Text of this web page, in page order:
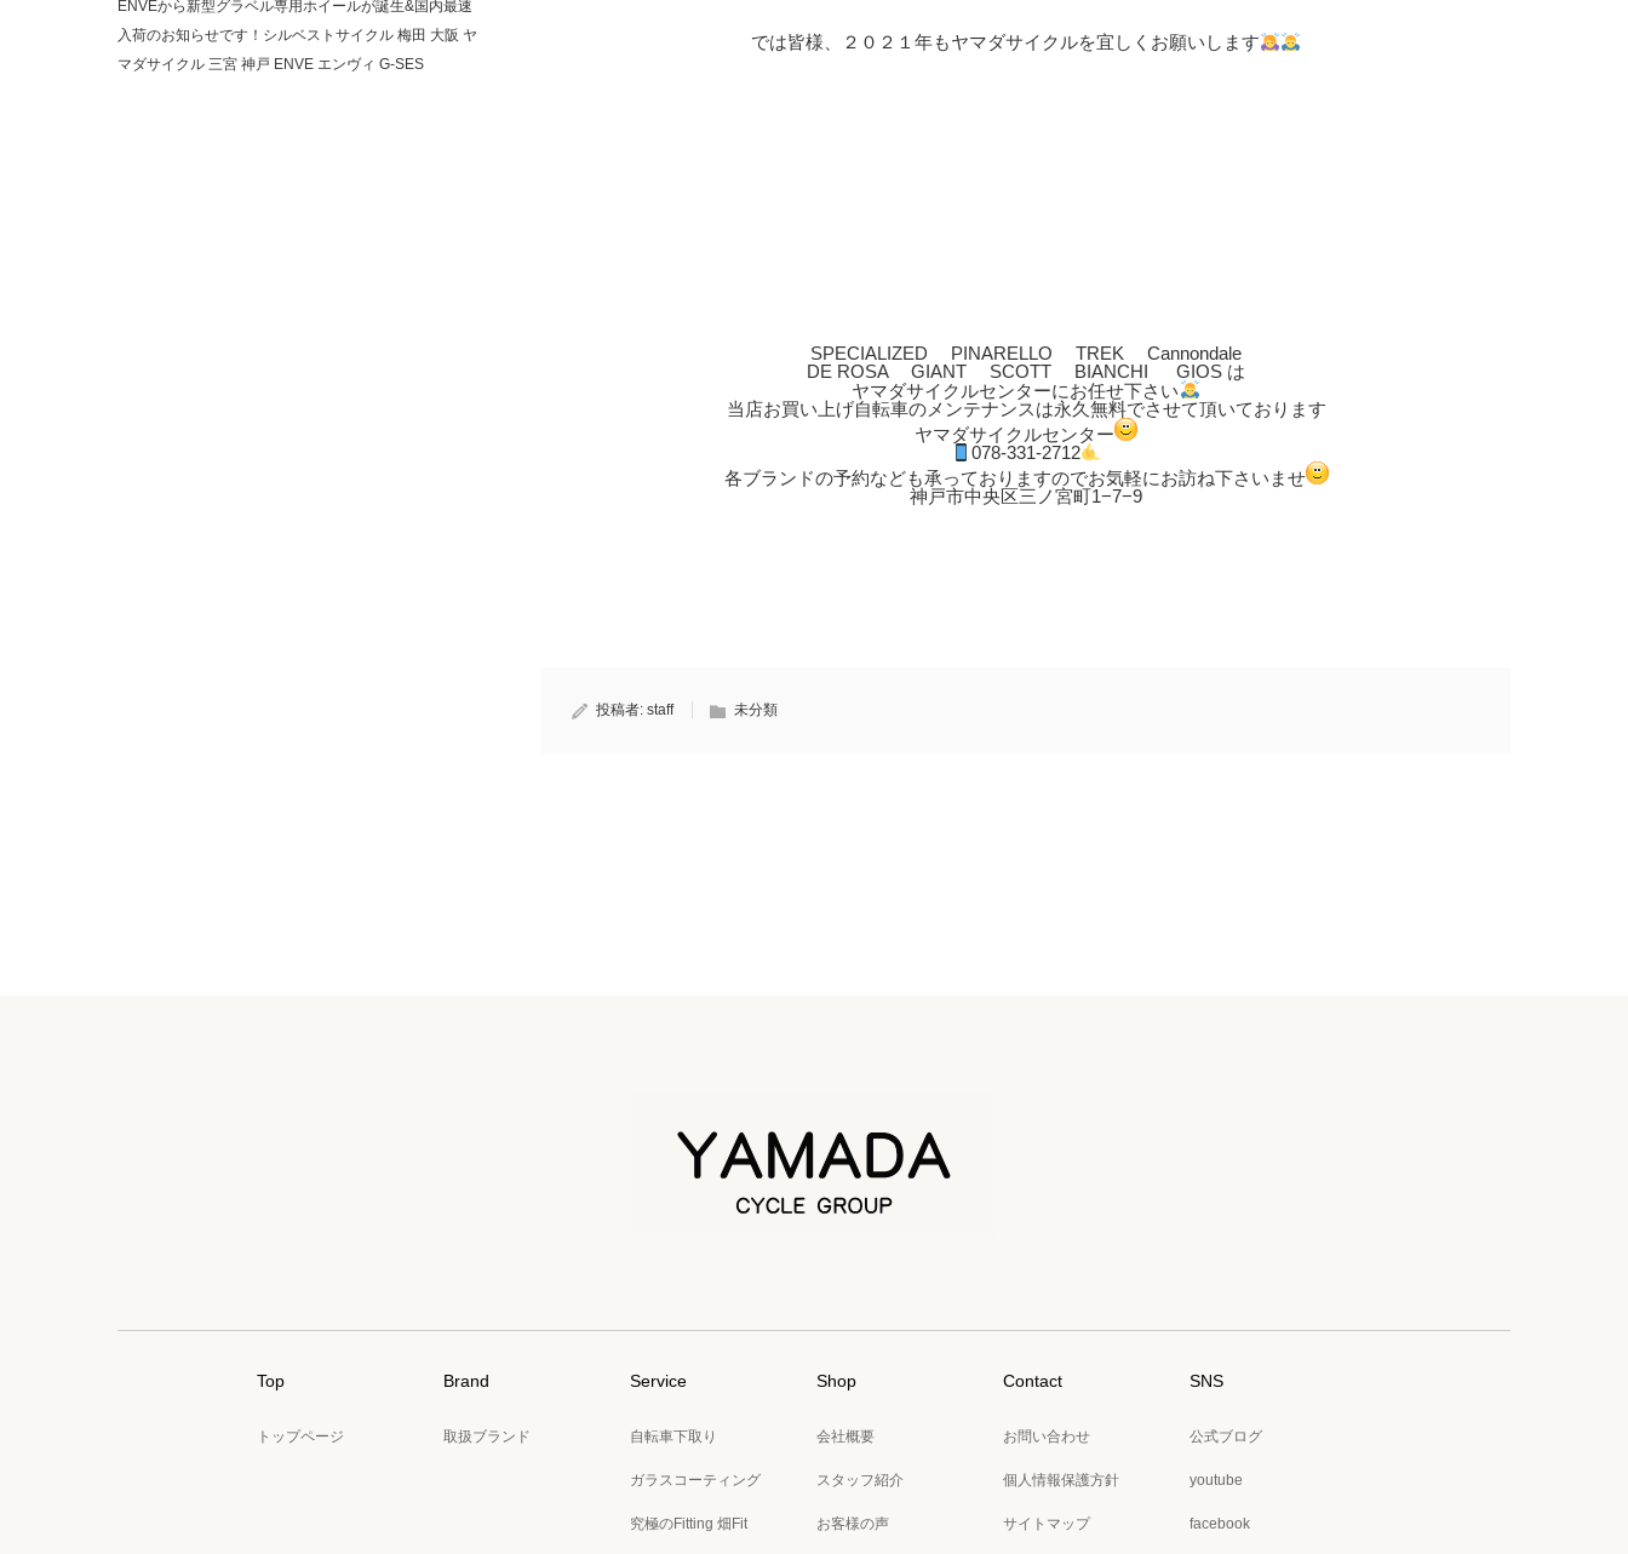
では皆様、２０２１年もヤマダサイクルを宜しくお願いします
SPECIALIZED PINARELLO TREK Cannondale
DE ROSA GIANT SCOTT BIANCHI GIOS は
ヤマダサイクルセンターにお任せ下さい
当店お買い上げ自転車のメンテナンスは永久無料でさせて頂いております
ヤマダサイクルセンター
078-331-2712
各ブランドの予約なども承っておりますのでお気軽にお訪ね下さいませ
神戸市中央区三ノ宮町1−7−9
投稿者: staff 未分類
ENVEから新型グラベル専用ホイールが誕生&国内最速
入荷のお知らせです！シルベストサイクル 梅田 大阪 ヤ
マダサイクル 三宮 神戸 ENVE エンヴィ G-SES
Top
トップページ
Brand
取扱ブランド
Service
自転車下取り
ガラスコーティング
究極のFitting 畑Fit
Shop
会社概要
スタッフ紹介
お客様の声
Contact
お問い合わせ
個人情報保護方針
サイトマップ
SNS
公式ブログ
youtube
facebook